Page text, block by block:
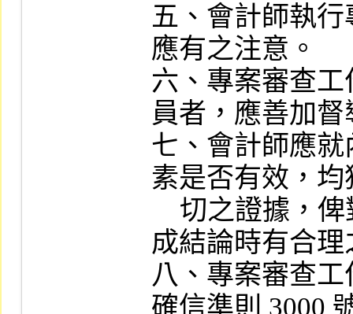
五、會計師執
應有之注意。
六、專案審查
員者，應善加督
七、會計師應
素是否有效，
成結論時有合
八、專案審查
確信準則 3000